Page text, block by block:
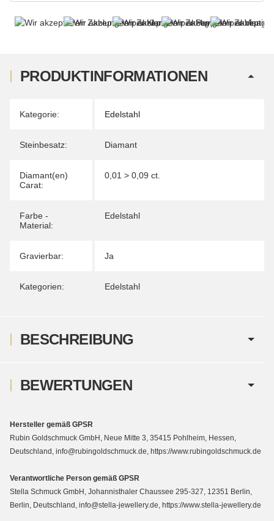
PRODUKTINFORMATIONEN
Produkteigenschaft
Wert
Kategorie: Edelstahl
Steinbesatz: Diamant
Diamant(en)
Carat:
0,01 > 0,09 ct.
Farbe -
Material:
Edelstahl
Gravierbar: Ja
Kategorien: Edelstahl
BESCHREIBUNG
BEWERTUNGEN
Hersteller gemäß GPSR
Rubin Goldschmuck GmbH, Neue Mitte 3, 35415 Pohlheim, Hessen,
Deutschland, info@rubingoldschmuck.de, https://www.rubingoldschmuck.de
Verantwortliche Person gemäß GPSR
Stella Schmuck GmbH, Johannisthaler Chaussee 295-327, 12351 Berlin,
Berlin, Deutschland, info@stella-jewellery.de, https://www.stella-jewellery.de